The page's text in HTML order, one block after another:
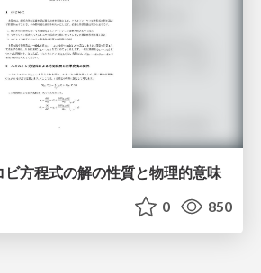
ビ方程式の解の性質と物理的意味
0 850